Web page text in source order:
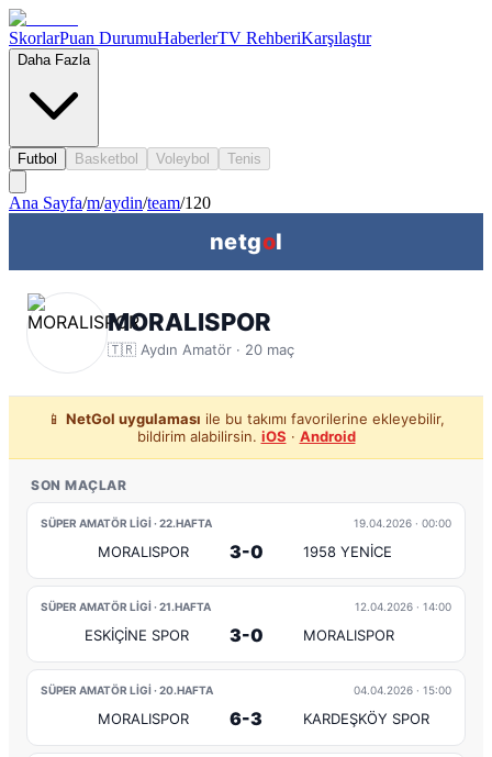
SkorlarPuan DurumuHaberlerTV RehberiKarşılaştır
Daha Fazla
Futbol Basketbol Voleybol Tenis
Ana Sayfa/m/aydin/team/120
netgol
MORALISPOR
🇹🇷 Aydın Amatör · 20 maç
📱 NetGol uygulaması ile bu takımı favorilerine ekleyebilir,
bildirim alabilirsin. iOS · Android
SON MAÇLAR
SÜPER AMATÖR LİGİ · 22.HAFTA 19.04.2026 · 00:00
MORALISPOR 3-0 1958 YENİCE
SÜPER AMATÖR LİGİ · 21.HAFTA 12.04.2026 · 14:00
ESKİÇİNE SPOR 3-0 MORALISPOR
SÜPER AMATÖR LİGİ · 20.HAFTA 04.04.2026 · 15:00
MORALISPOR 6-3 KARDEŞKÖY SPOR